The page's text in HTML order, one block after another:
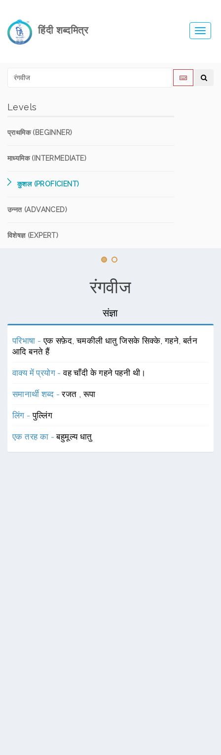
हिंदी शब्दमित्र
Levels
प्राथमिक (BEGINNER)
माध्यमिक (INTERMEDIATE)
कुशल (PROFICIENT)
उन्नत (ADVANCED)
विशेषज्ञ (EXPERT)
रंगवीज
संज्ञा
परिभाषा -एक सफ़ेद, चमकीली धातु जिसके सिक्के, गहने, बर्तन
आदि बनते हैं
वाक्य में प्रयोग -वह चाँदी के गहने पहनी थी।
समानार्थी शब्द -रजत ,रूपा
लिंग -पुल्लिंग
एक तरह का -बहुमूल्य धातु